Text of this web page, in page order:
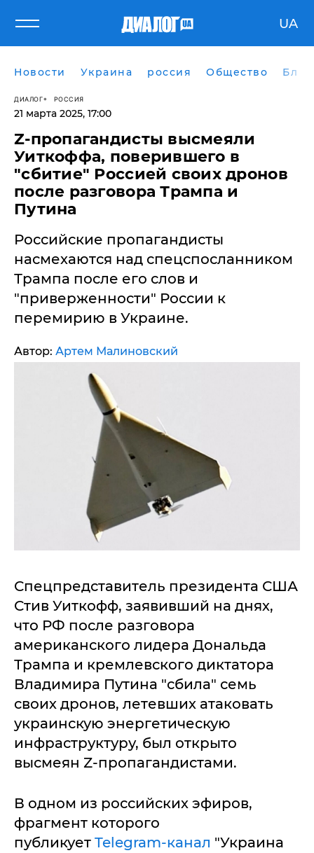
UA
Новости Украина россия Общество
ДИАЛОГ РОССИЯ
21 марта 2025, 17:00
Z-пропагандисты высмеяли
Уиткоффа, поверившего в
"сбитие" Россией своих дронов
после разговора Трампа и
Путина
Российские пропагандисты
насмехаются над спецспосланником
Трампа после его слов и
"приверженности" России к
перемирию в Украине.
Автор: Артем Малиновский
Спецпредставитель президента США
Стив Уиткофф, заявивший на днях,
что РФ после разговора
американского лидера Дональда
Трампа и кремлевского диктатора
Владимира Путина "сбила" семь
своих дронов, летевших атаковать
украинскую энергетическую
инфраструктуру, был открыто
высмеян Z-пропагандистами.
В одном из российских эфиров,
фрагмент которого
публикует Telegram-канал "Украина